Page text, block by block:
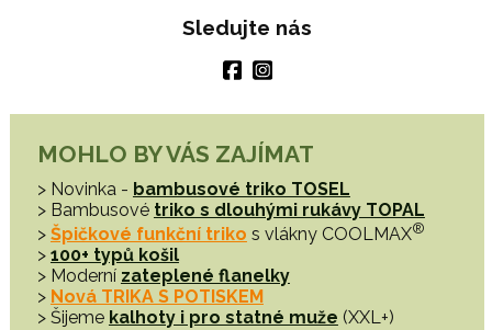
Sledujte nás
MOHLO BY VÁS ZAJÍMAT
> Novinka - bambusové triko TOSEL
> Bambusové triko s dlouhými rukávy TOPAL
> Špičkové funkční triko s vlákny COOLMAX®
> 100+ typů košil
> Moderní zateplené flanelky
> Nová TRIKA S POTISKEM
> Šijeme kalhoty i pro statné muže (XXL+)